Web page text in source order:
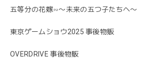
五等分の花嫁∽〜未来の五つ子たちへ〜
東京ゲームショウ2025 事後物販
OVERDRIVE 事後物販